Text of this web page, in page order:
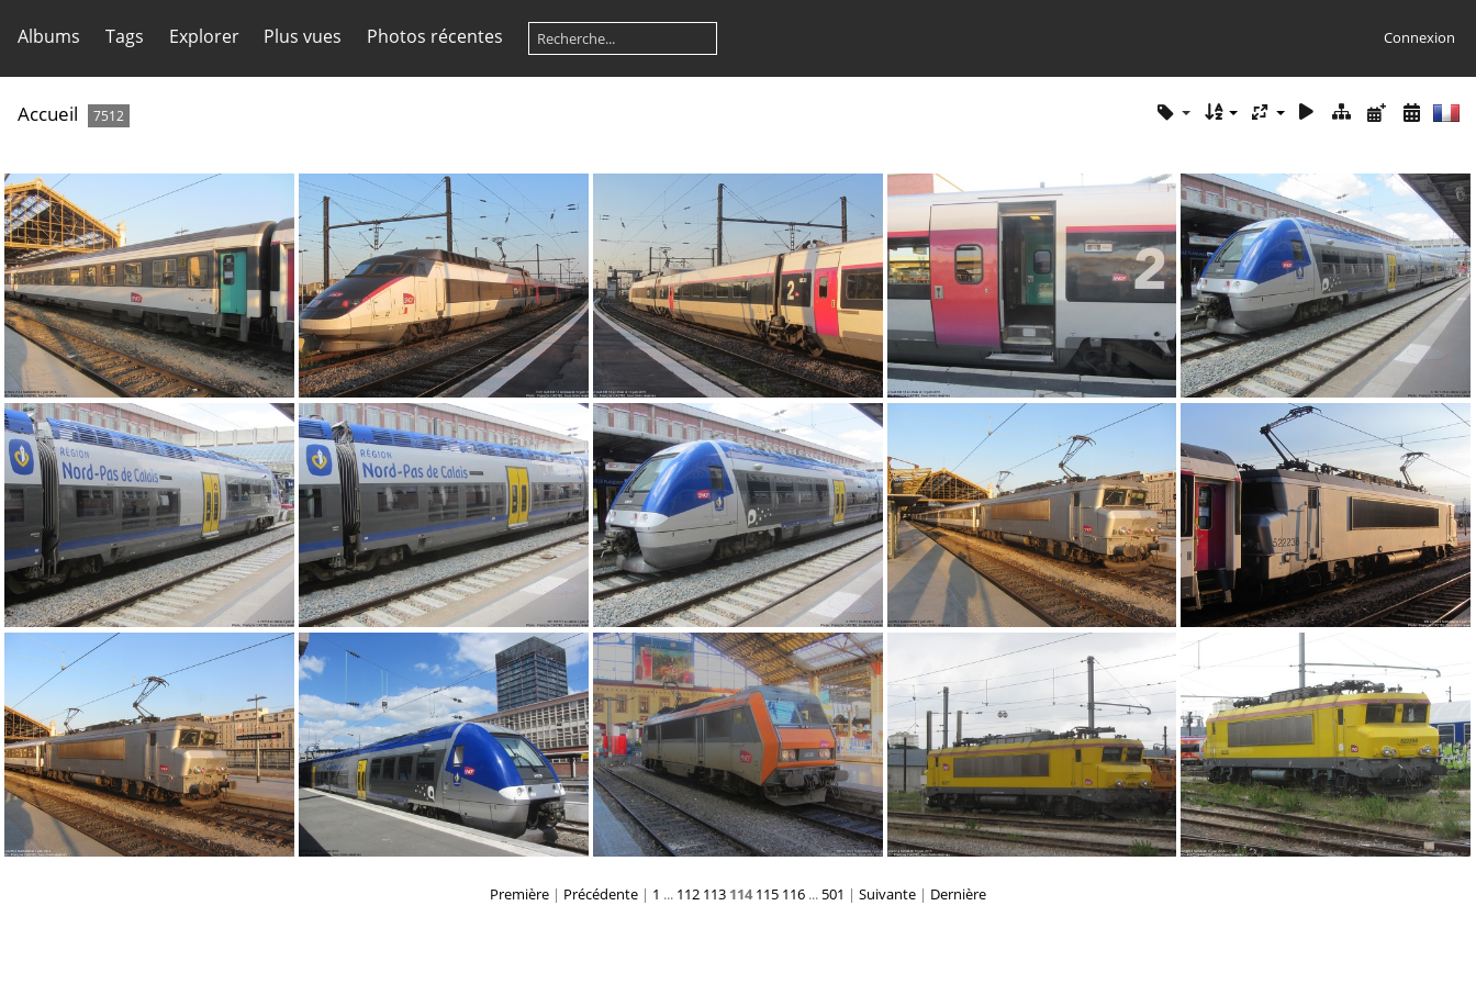
Albums Tags Explorer Plus vues Photos récentes Connexion
Accueil 7512
IMG 9024 IMG 9293 IMG 9271 IMG 9269 IMG 9056
IMG 9060 IMG 9059 IMG 9058 IMG 9030 IMG 9028
Première | Précédente | 1 ... 112 113 114 115 116 ... 501 | Suivante | Dernière